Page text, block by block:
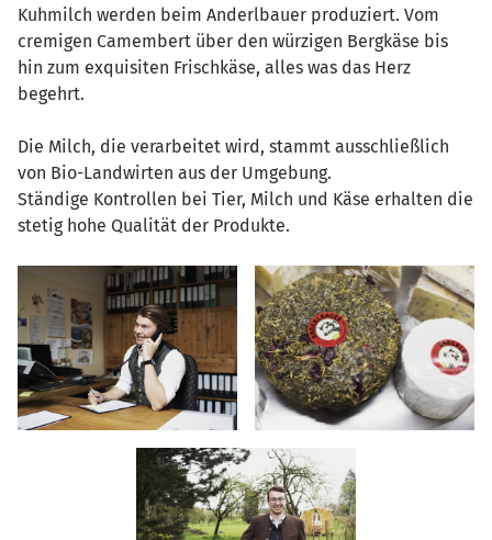
Kuhmilch werden beim Anderlbauer produziert. Vom
cremigen Camembert über den würzigen Bergkäse bis
hin zum exquisiten Frischkäse, alles was das Herz
begehrt.
Die Milch, die verarbeitet wird, stammt ausschließlich
von Bio-Landwirten aus der Umgebung.
Ständige Kontrollen bei Tier, Milch und Käse erhalten die
stetig hohe Qualität der Produkte.